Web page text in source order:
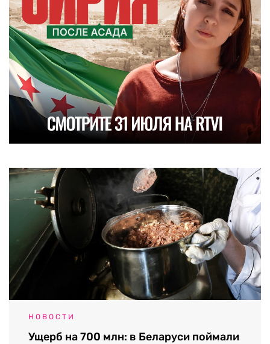
НОВОСТИ
Ущерб на 700 млн: в Беларуси поймали